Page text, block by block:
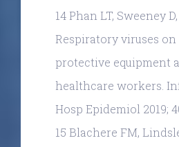
14 Phan LT, Sweeney
Respiratory viruses
protective equipment
healthcare workers.
Hosp Epidemiol 2019;
15 Blachere FM,